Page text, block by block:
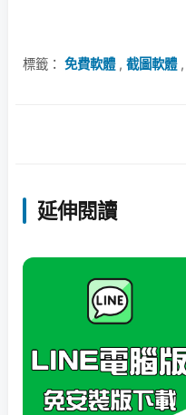
標籤： 免費軟體, 截圖軟體,
延伸閱讀